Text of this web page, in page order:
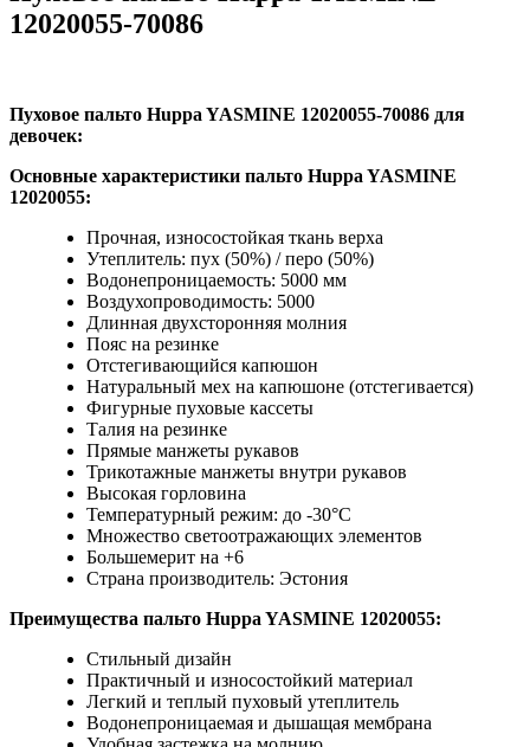
12020055-70086
Пуховое пальто Huppa YASMINE 12020055-70086 для
девочек:
Основные характеристики пальто Huppa YASMINE
12020055:
Прочная, износостойкая ткань верха
Утеплитель: пух (50%) / перо (50%)
Водонепроницаемость: 5000 мм
Воздухопроводимость: 5000
Длинная двухсторонняя молния
Пояс на резинке
Отстегивающийся капюшон
Натуральный мех на капюшоне (отстегивается)
Фигурные пуховые кассеты
Талия на резинке
Прямые манжеты рукавов
Трикотажные манжеты внутри рукавов
Высокая горловина
Температурный режим: до -30°C
Множество светоотражающих элементов
Большемерит на +6
Страна производитель: Эстония
Преимущества пальто Huppa YASMINE 12020055:
Стильный дизайн
Практичный и износостойкий материал
Легкий и теплый пуховый утеплитель
Водонепроницаемая и дышащая мембрана